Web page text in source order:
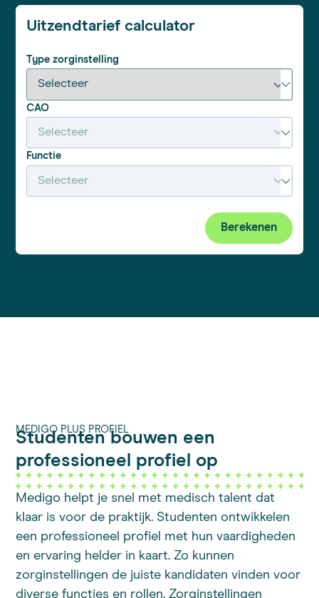
Uitzendtarief calculator
Type zorginstelling
CAO
Functie
Berekenen
MEDIGO PLUS PROFIEL
Studenten bouwen een
professioneel profiel op
Medigo helpt je snel met medisch talent dat
klaar is voor de praktijk. Studenten ontwikkelen
een professioneel profiel met hun vaardigheden
en ervaring helder in kaart. Zo kunnen
zorginstellingen de juiste kandidaten vinden voor
diverse functies en rollen. Zorginstellingen